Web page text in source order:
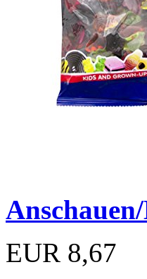
EUR 8,67